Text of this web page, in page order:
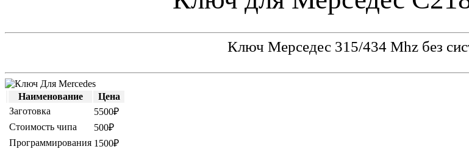
Ключ Мерседес 315/434 Mhz без
Наименование
Цена
Заготовка
5500₽
Стоимость чипа
500₽
Программирования 1500₽